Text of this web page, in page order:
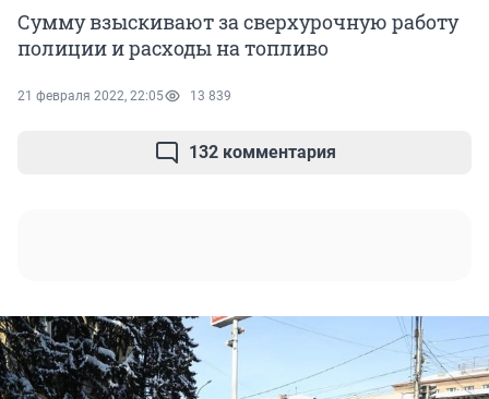
Сумму взыскивают за сверхурочную работу
полиции и расходы на топливо
21 февраля 2022, 22:05 13 839
132 комментария